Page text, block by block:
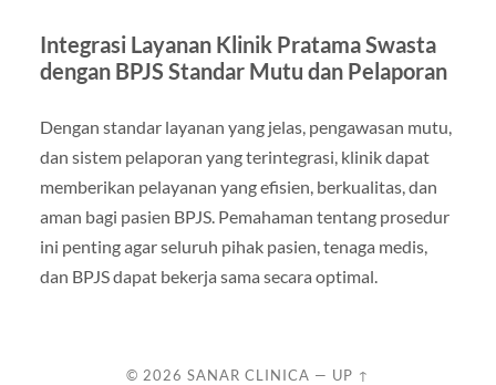
Integrasi Layanan Klinik Pratama Swasta
dengan BPJS Standar Mutu dan Pelaporan
Dengan standar layanan yang jelas, pengawasan mutu,
dan sistem pelaporan yang terintegrasi, klinik dapat
memberikan pelayanan yang efisien, berkualitas, dan
aman bagi pasien BPJS. Pemahaman tentang prosedur
ini penting agar seluruh pihak pasien, tenaga medis,
dan BPJS dapat bekerja sama secara optimal.
© 2026 SANAR CLINICA — UP ↑